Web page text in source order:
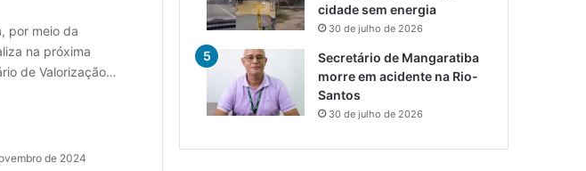
por meio da
na próxima
de Valorização…
de 2024
cidade sem energia
30 de julho de 2026
Secretário de Mangaratiba
morre em acidente na Rio-
Santos
30 de julho de 2026